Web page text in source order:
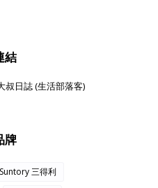
結
叔日誌 (生活部落客)
牌
Suntory 三得利